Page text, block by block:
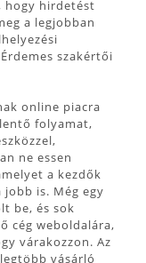
hogy hirdetést
a legjobban
szakértői
online piacra
folyamat,
ne essen
a kezdők
is. Még egy
be, és sok
cég weboldalára,
várakozzon. Az
vásárló